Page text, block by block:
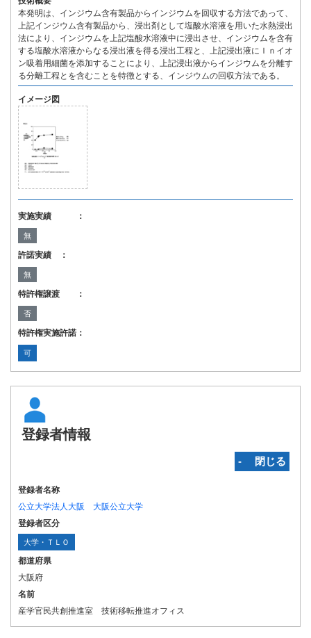
本発明は、インジウム含有製品からインジウムを回収する方法であって、
上記インジウム含有製品から、浸出剤として塩酸水溶液を用いた水熱浸出
法により、インジウムを上記塩酸水溶液中に浸出させ、インジウムを含有
する塩酸水溶液からなる浸出液を得る浸出工程と、上記浸出液にＩｎイオ
ン吸着用細菌を添加することにより、上記浸出液からインジウムを分離す
る分離工程とを含むことを特徴とする、インジウムの回収方法である。
イメージ図
実施実績 ：
無
許諾実績 ：
無
特許権譲渡 ：
否
特許権実施許諾：
可
登録者情報
‐ 閉じる
登録者名称
公立大学法人大阪 大阪公立大学
登録者区分
大学・ＴＬＯ
都道府県
大阪府
名前
産学官民共創推進室 技術移転推進オフィス